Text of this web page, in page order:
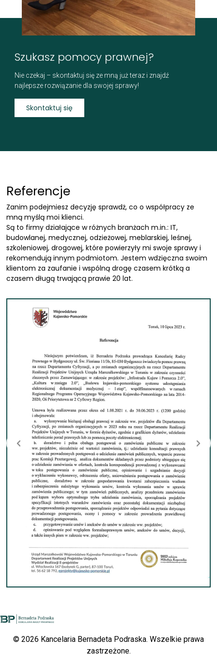
Szukasz pomocy prawnej?
Nie czekaj – skontaktuj się ze mną już teraz i znajdź
najlepsze rozwiązanie dla swojej sprawy!
Skontaktuj się
Referencje
Zanim podejmiesz decyzję sprawdż, co o współpracy ze
mną myślą moi klienci.
Są to firmy działające w różnych branżach m.in.: IT,
budowlanej, medycznej, odzieżowej, meblarskiej, leśnej,
szkoleniowej, drogowej, które powierzyły mi swoje sprawy i
rekomendują innym podmiotom. Jestem wdzięczna swoim
klientom za zaufanie i wspólną drogę czasem krótką a
czasem długą trwającą prawie 20 lat.
© 2026 Kancelaria Bernadeta Podraska. Wszelkie prawa
zastrzeżone.